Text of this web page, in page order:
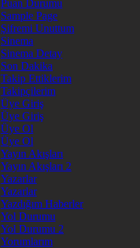
Puan Durumu
Sample Page
Şifremi Unuttum
Sinema
Sinema Detay
Son Dakika
Takip Ettiklerim
Takipçilerim
Üye Giriş
Üye Giriş
Üye Ol
Üye Ol
Yayın Akışları
Yayın Akışları 2
Yazarlar
Yazarlar
Yazdığım Haberler
Yol Durumu
Yol Durumu 2
Yorumlarım